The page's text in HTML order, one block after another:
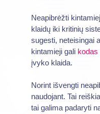
Neapibrėžti
klaidų iki kritinių
sugesti, neteisingai
kintamieji gali kodas
įvyko klaida.
Norint išvengti
naudojant. Tai
tai galima padaryti